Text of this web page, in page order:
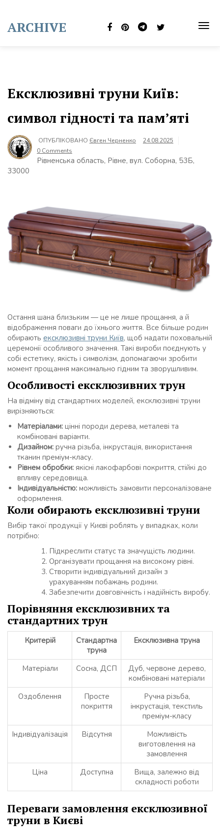
content
ARCHIVE
Ексклюзивні труни Київ:
символ гідності та пам’яті
ОПУБЛІКОВАНО Євген Черненко
24.08.2025
0 Comments
Рівненська область, Рівне, вул. Соборна, 53Б,
33000
Остання шана близьким — це не лише прощання, а й
відображення поваги до їхнього життя. Все більше родин
обирають ексклюзивні труни Київ, щоб надати поховальній
церемонії особливого значення. Такі вироби поєднують у
собі естетику, якість і символізм, допомагаючи зробити
момент прощання максимально гідним та зворушливим.
Особливості ексклюзивних трун
На відміну від стандартних моделей, ексклюзивні труни
вирізняються:
Матеріалами: цінні породи дерева, металеві та
комбіновані варіанти.
Дизайном: ручна різьба, інкрустація, використання
тканин преміум-класу.
Рівнем обробки: якісні лакофарбові покриття, стійкі до
впливу середовища.
Індивідуальністю: можливість замовити персоналізоване
оформлення.
Коли обирають ексклюзивні труни
Вибір такої продукції у Києві роблять у випадках, коли
потрібно:
Підкреслити статус та значущість людини.
Організувати прощання на високому рівні.
Створити індивідуальний дизайн з
урахуванням побажань родини.
Забезпечити довговічність і надійність виробу.
Порівняння ексклюзивних та
стандартних трун
Критерій
Стандартна
труна
Ексклюзивна труна
Матеріали Сосна, ДСП
Дуб, червоне дерево,
комбіновані матеріали
Оздоблення
Просте
покриття
Ручна різьба,
інкрустація, текстиль
преміум-класу
Індивідуалізація
Відсутня
Можливість
виготовлення на
замовлення
Ціна
Доступна
Вища, залежно від
складності роботи
Переваги замовлення ексклюзивної
труни в Києві